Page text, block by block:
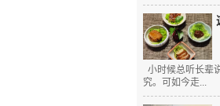
小时候总听长辈
究。可如今走...